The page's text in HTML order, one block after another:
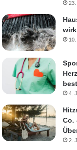
23.
4.
Co.
2.